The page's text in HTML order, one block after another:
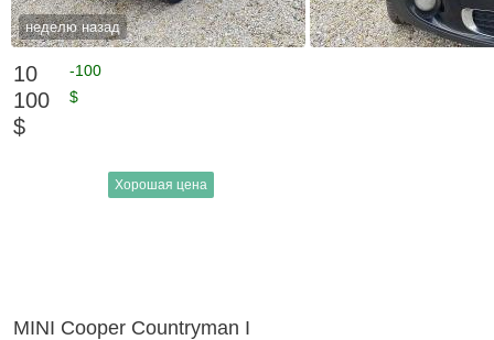
неделю назад
10
100
$
-100
$
Хорошая цена
MINI Cooper Countryman I